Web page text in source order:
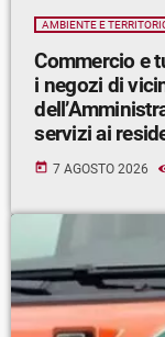
AMBIENTE E
Commercio e
i negozi di vicinato. L’impegno
servizi ai
today 7 AGOSTO 2026